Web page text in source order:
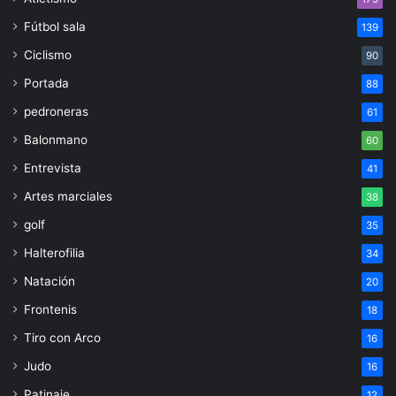
Fútbol sala 139
Ciclismo 90
Portada 88
pedroneras 61
Balonmano 60
Entrevista 41
Artes marciales 38
golf 35
Halterofilia 34
Natación 20
Frontenis 18
Tiro con Arco 16
Judo 16